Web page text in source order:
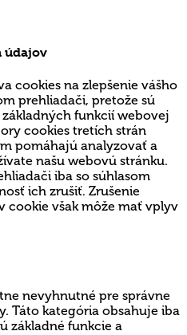
údajov
cookies na zlepšenie vášho
prehliadači, pretože sú
funkcií webovej
cookies tretích strán
pomáhajú analyzovať a
našu webovú stránku.
iba so súhlasom
ich zrušiť. Zrušenie
však môže mať vplyv
nevyhnutné pre správne
Táto kategória obsahuje iba
základné funkcie a